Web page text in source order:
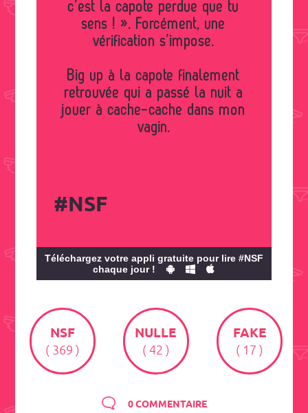
c’est la capote perdue que tu
sens ! ». Forcément, une
vérification s’impose.
Big up à la capote finalement
retrouvée qui a passé la nuit a
jouer à cache-cache dans mon
vagin.
#NSF
Téléchargez votre appli gratuite pour lire #NSF
chaque jour !
NSF
( 369 )
NULLE
( 42 )
FAKE
( 17 )
0 COMMENTAIRE